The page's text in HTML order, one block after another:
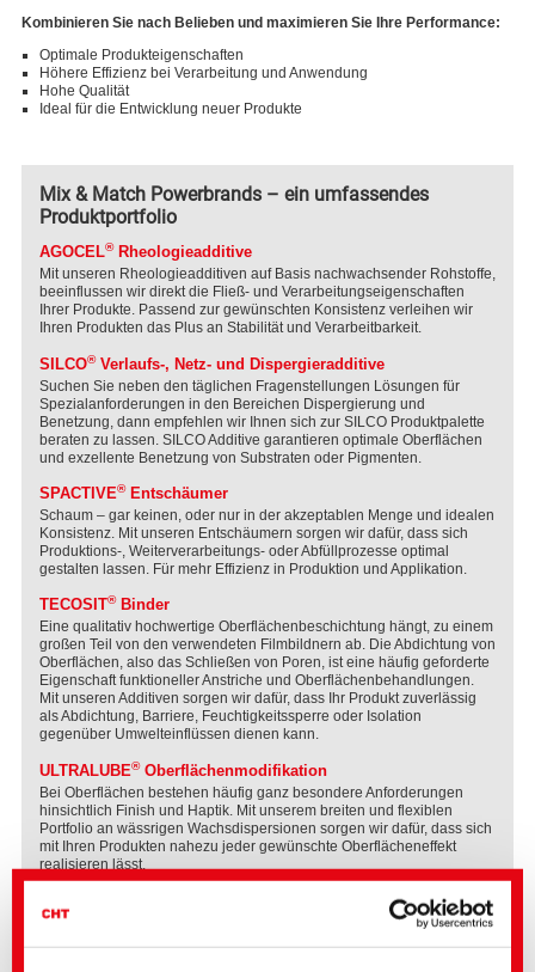
Kombinieren Sie nach Belieben und maximieren Sie Ihre Performance:
Optimale Produkteigenschaften
Höhere Effizienz bei Verarbeitung und Anwendung
Hohe Qualität
Ideal für die Entwicklung neuer Produkte
Mix & Match Powerbrands – ein umfassendes
Produktportfolio
AGOCEL®Rheologieadditive
Mit unseren Rheologieadditiven auf Basis nachwachsender Rohstoffe,
beeinflussen wir direkt die Fließ- und Verarbeitungseigenschaften
Ihrer Produkte. Passend zur gewünschten Konsistenz verleihen wir
Ihren Produkten das Plus an Stabilität und Verarbeitbarkeit.
SILCO®Verlaufs-, Netz- und Dispergieradditive
Suchen Sie neben den täglichen Fragenstellungen Lösungen für
Spezialanforderungen in den Bereichen Dispergierung und
Benetzung, dann empfehlen wir Ihnen sich zur SILCO Produktpalette
beraten zu lassen. SILCO Additive garantieren optimale Oberflächen
und exzellente Benetzung von Substraten oder Pigmenten.
SPACTIVE®Entschäumer
Schaum – gar keinen, oder nur in der akzeptablen Menge und idealen
Konsistenz. Mit unseren Entschäumern sorgen wir dafür, dass sich
Produktions-, Weiterverarbeitungs- oder Abfüllprozesse optimal
gestalten lassen. Für mehr Effizienz in Produktion und Applikation.
TECOSIT®Binder
Eine qualitativ hochwertige Oberflächenbeschichtung hängt, zu einem
großen Teil von den verwendeten Filmbildnern ab. Die Abdichtung von
Oberflächen, also das Schließen von Poren, ist eine häufig geforderte
Eigenschaft funktioneller Anstriche und Oberflächenbehandlungen.
Mit unseren Additiven sorgen wir dafür, dass Ihr Produkt zuverlässig
als Abdichtung, Barriere, Feuchtigkeitssperre oder Isolation
gegenüber Umwelteinflüssen dienen kann.
ULTRALUBE®Oberflächenmodifikation
Bei Oberflächen bestehen häufig ganz besondere Anforderungen
hinsichtlich Finish und Haptik. Mit unserem breiten und flexiblen
Portfolio an wässrigen Wachsdispersionen sorgen wir dafür, dass sich
mit Ihren Produkten nahezu jeder gewünschte Oberflächeneffekt
realisieren lässt.
Oberflächenbehandlungen dienen häufig dazu den Untergrund zu